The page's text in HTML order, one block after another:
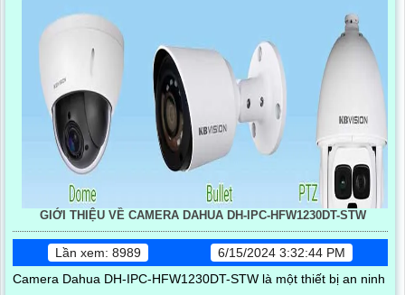
GIỚI THIỆU VỀ CAMERA DAHUA DH-IPC-HFW1230DT-STW
Lần xem: 8989
6/15/2024 3:32:44 PM
Camera Dahua DH-IPC-HFW1230DT-STW là một thiết bị an ninh